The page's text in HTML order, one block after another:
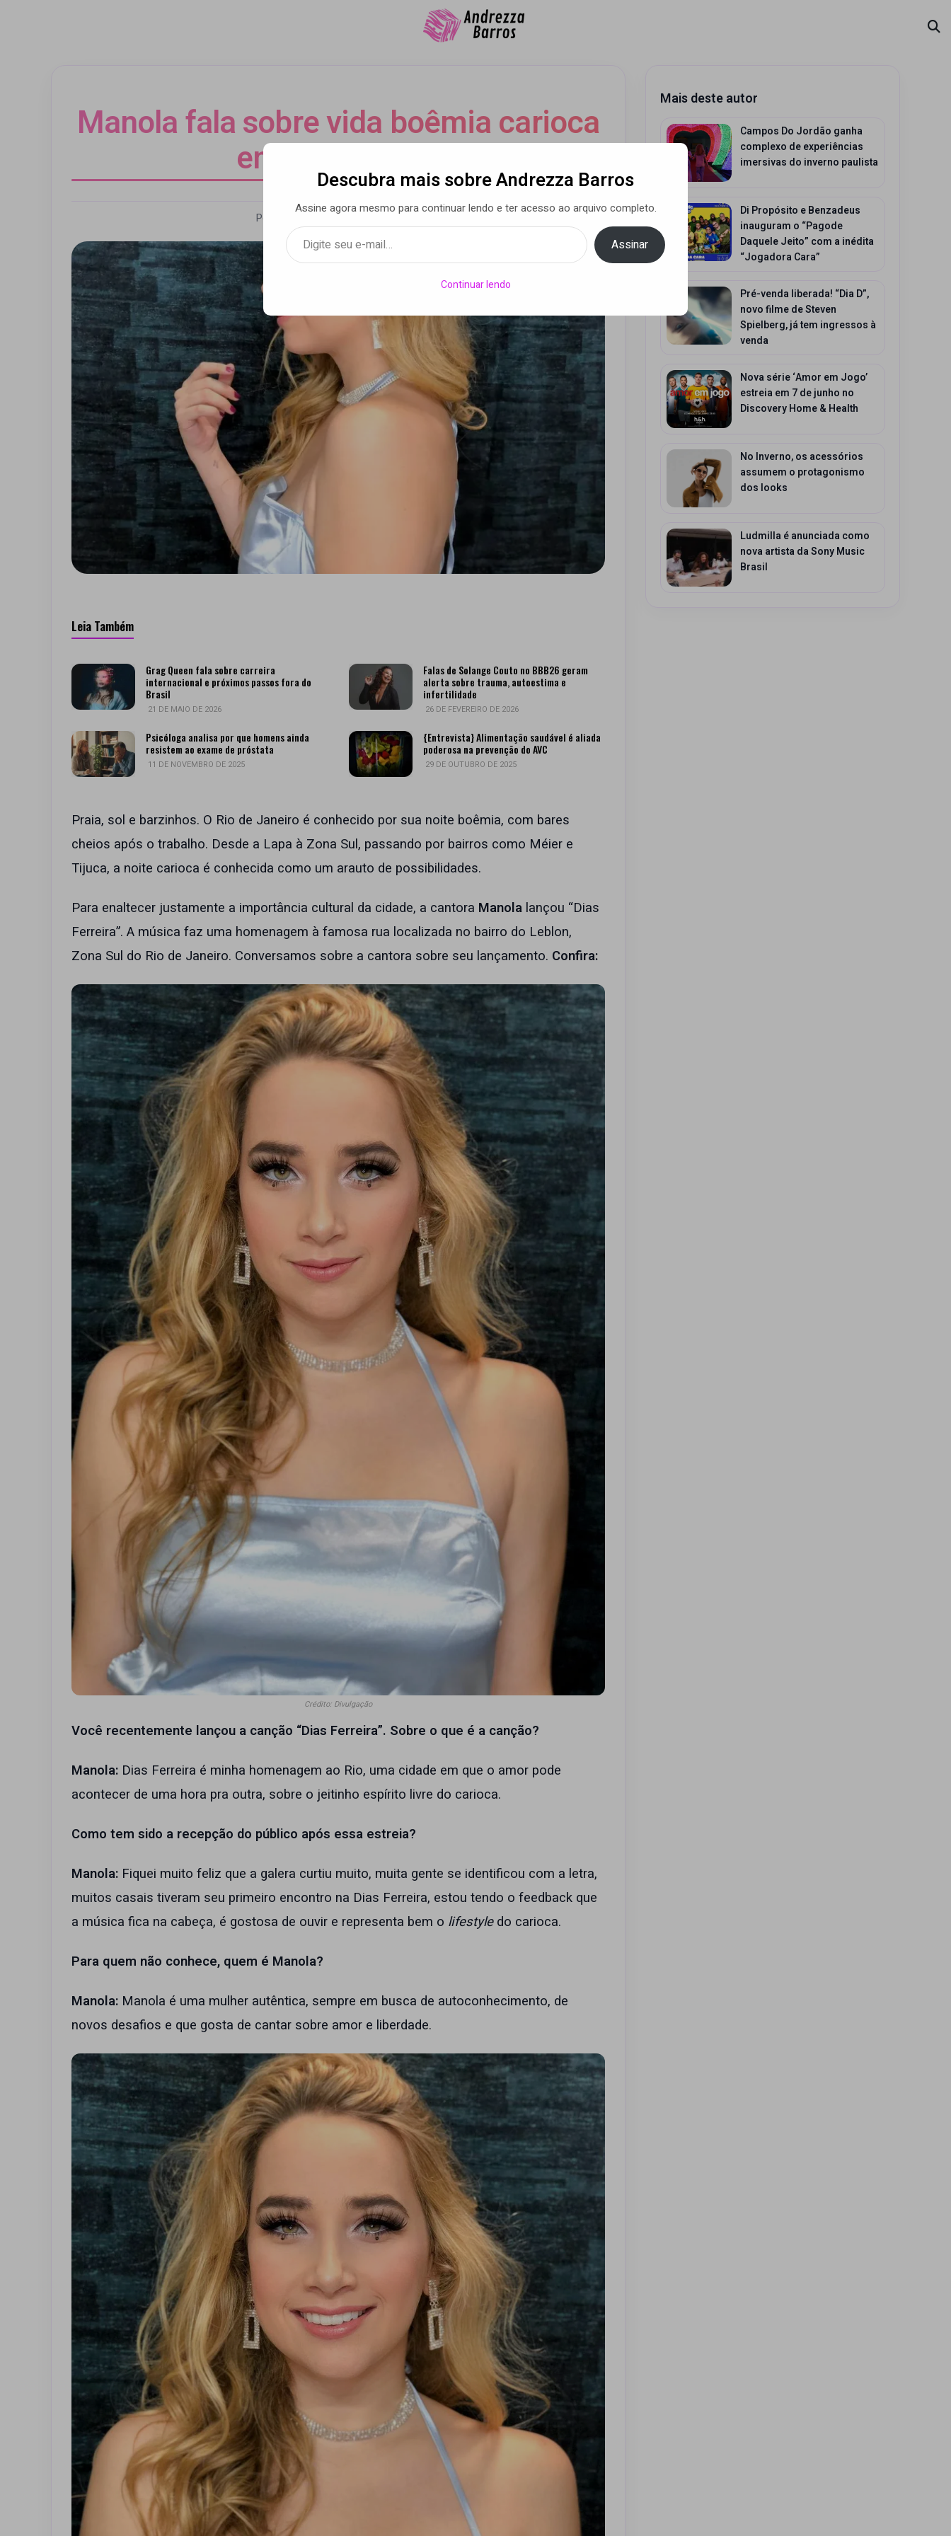
Manola fala sobre vida boêmia carioca
em novo single
Por Andrezza Barros • 05 mar 2021
Leia Também
Grag Queen fala sobre carreira
internacional e próximos passos fora do
Brasil
21 DE MAIO DE 2026
Falas de Solange Couto no BBB26 geram
alerta sobre trauma, autoestima e
infertilidade
26 DE FEVEREIRO DE 2026
Psicóloga analisa por que homens ainda
resistem ao exame de próstata
11 DE NOVEMBRO DE 2025
{Entrevista} Alimentação saudável é aliada
poderosa na prevenção do AVC
29 DE OUTUBRO DE 2025
Praia, sol e barzinhos. O Rio de Janeiro é conhecido por sua noite boêmia, com bares
cheios após o trabalho. Desde a Lapa à Zona Sul, passando por bairros como Méier e
Tijuca, a noite carioca é conhecida como um arauto de possibilidades.
Para enaltecer justamente a importância cultural da cidade, a cantora Manola lançou “Dias
Ferreira”. A música faz uma homenagem à famosa rua localizada no bairro do Leblon,
Zona Sul do Rio de Janeiro. Conversamos sobre a cantora sobre seu lançamento. Confira:
Crédito: Divulgação
Você recentemente lançou a canção “Dias Ferreira”. Sobre o que é a canção?
Manola: Dias Ferreira é minha homenagem ao Rio, uma cidade em que o amor pode
acontecer de uma hora pra outra, sobre o jeitinho espírito livre do carioca.
Como tem sido a recepção do público após essa estreia?
Manola: Fiquei muito feliz que a galera curtiu muito, muita gente se identificou com a letra,
muitos casais tiveram seu primeiro encontro na Dias Ferreira, estou tendo o feedback que
a música fica na cabeça, é gostosa de ouvir e representa bem o lifestyledo carioca.
Para quem não conhece, quem é Manola?
Manola: Manola é uma mulher autêntica, sempre em busca de autoconhecimento, de
novos desafios e que gosta de cantar sobre amor e liberdade.
Mais deste autor
Campos Do Jordão ganha
complexo de experiências
imersivas do inverno paulista
Di Propósito e Benzadeus
inauguram o “Pagode
Daquele Jeito” com a inédita
“Jogadora Cara”
Pré-venda liberada! “Dia D”,
novo filme de Steven
Spielberg, já tem ingressos à
venda
Nova série ‘Amor em Jogo’
estreia em 7 de junho no
Discovery Home & Health
No Inverno, os acessórios
assumem o protagonismo
dos looks
Ludmilla é anunciada como
nova artista da Sony Music
Brasil
Descubra mais sobre Andrezza Barros
Assine agora mesmo para continuar lendo e ter acesso ao arquivo completo.
Digite seu e-mail…
Assinar
Continuar lendo